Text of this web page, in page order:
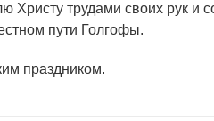
Христу трудами своих рук и
пути Голгофы.
праздником.